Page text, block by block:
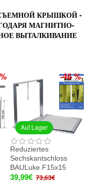
КРЫШКОЙ -
МАГНИТНО-
ВЫТАЛКИВАНИЕ
Auf Lager
-46 %
Reduziertes
Sechskantschloss
BAULuke F15x15
39,99€ 73,63€